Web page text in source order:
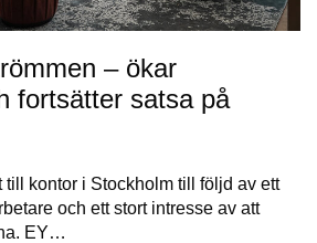
– ökar
fortsätter satsa på
till kontor i Stockholm till följd av ett
och ett stort intresse av att
EY…